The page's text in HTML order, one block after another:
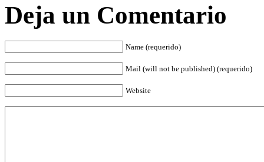
Deja un Comentario
Name (requerido)
Mail (will not be published) (requerido)
Website